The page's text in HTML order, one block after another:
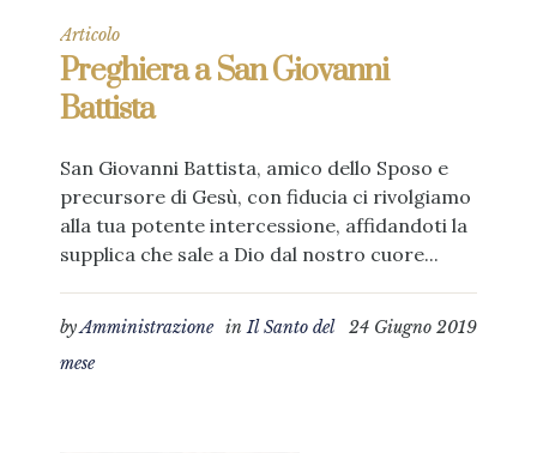
Articolo
Preghiera a San Giovanni
Battista
San Giovanni Battista, amico dello Sposo e
precursore di Gesù, con fiducia ci rivolgiamo
alla tua potente intercessione, affidandoti la
supplica che sale a Dio dal nostro cuore...
24 Giugno 2019
byAmministrazione inIl Santo del
mese